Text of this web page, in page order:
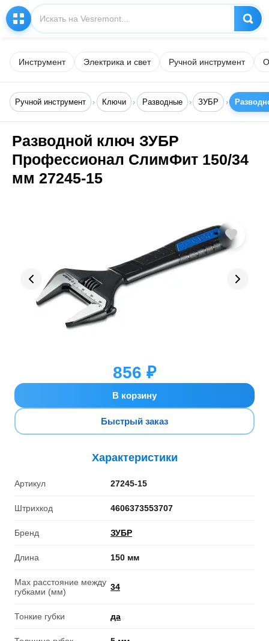
Инструмент Электрика и свет Ручной инструмент
Ручной инструмент Ключи Разводные ЗУБР
Разводной ключ ЗУБР
Профессионал СлимФит 150/34
мм 27245-15
856 ₽
В корзину
Быстрый заказ
Характеристики
Артикул 27245-15
Штрихкод 4606373553707
Бренд ЗУБР
Длина 150 мм
Max расстояние между
губками (мм)
34
Тонкие губки да